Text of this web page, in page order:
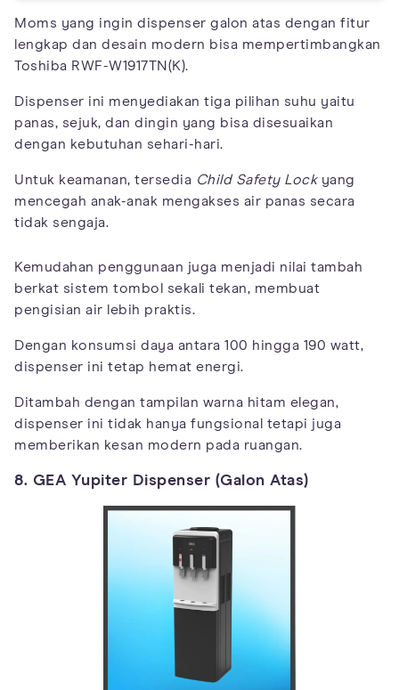
Moms yang ingin dispenser galon atas dengan fitur
lengkap dan desain modern bisa mempertimbangkan
Toshiba RWF-W1917TN(K).
Dispenser ini menyediakan tiga pilihan suhu yaitu
panas, sejuk, dan dingin yang bisa disesuaikan
dengan kebutuhan sehari-hari.
Untuk keamanan, tersedia Child Safety Lockyang
mencegah anak-anak mengakses air panas secara
tidak sengaja.
Kemudahan penggunaan juga menjadi nilai tambah
berkat sistem tombol sekali tekan, membuat
pengisian air lebih praktis.
Dengan konsumsi daya antara 100 hingga 190 watt,
dispenser ini tetap hemat energi.
Ditambah dengan tampilan warna hitam elegan,
dispenser ini tidak hanya fungsional tetapi juga
memberikan kesan modern pada ruangan.
8. GEA Yupiter Dispenser (Galon Atas)